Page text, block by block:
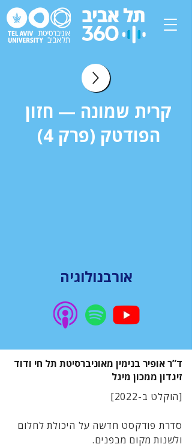
קרית שמונה — חזון
הפודטק (פרק 4)
אורבנולוגיה
ד”ר אופיר בנימין מאוניברסיטת תל חי ודוד
זיגדון ממכון מיגל
[הוקלט ב-2022]
סדרת פודקסט חדשה על היכולת לחלום
ולשנות מקום מבפנים.